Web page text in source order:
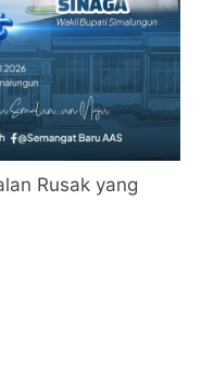
Rusak yang